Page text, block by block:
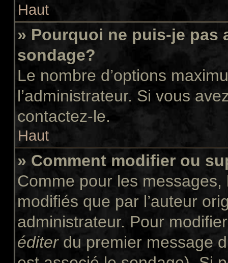
Haut
» Pourquoi ne puis-je pas
sondage?
Le nombre d’options
l’administrateur. Si vous
contactez-le.
Haut
» Comment modifier ou
Comme pour les
modifiés que par l’auteur
administrateur. Pour
éditerdu premier message